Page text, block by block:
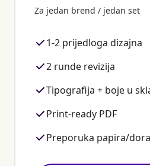
Za jedan brend / jedan set
1-2 prijedloga dizajna
2 runde revizija
Tipografija + boje u
Print-ready PDF
Preporuka papira/